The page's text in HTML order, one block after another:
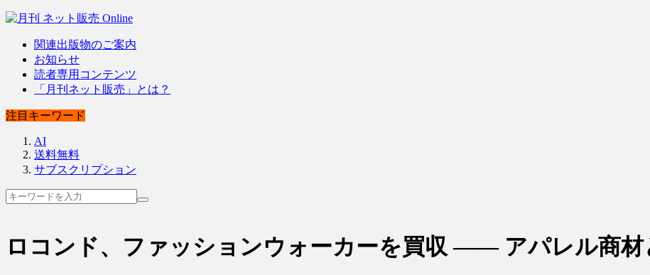
関連出版物のご案内
お知らせ
読者専用コンテンツ
「月刊ネット販売」とは？
注目キーワード
AI
送料無料
サブスクリプション
ロコンド、ファッションウォーカーを買収 ―― アパレル商材